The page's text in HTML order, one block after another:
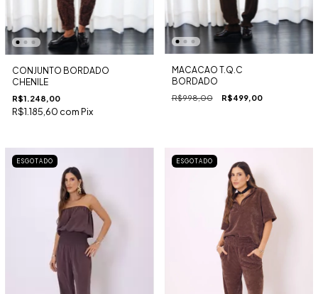
CONJUNTO BORDADO
CHENILE
R$1.248,00
R$1.185,60 comPix
MACACAO T.Q.C
BORDADO
R$998,00 R$499,00
ESGOTADO ESGOTADO